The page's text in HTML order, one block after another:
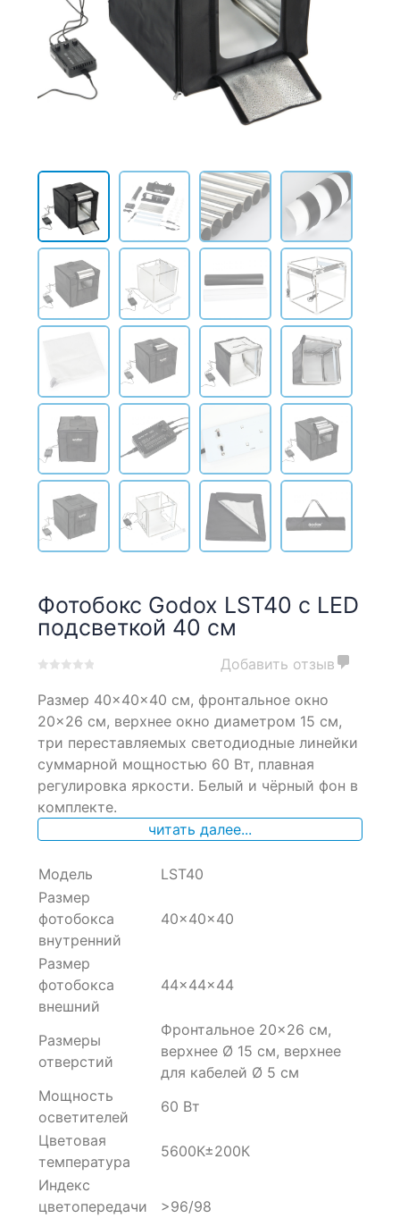
Фотобокс Godox LST40 с LED
подсветкой 40 см
out
of
on
customer
ratings
Добавить отзыв
Размер 40×40×40 см, фронтальное окно
20×26 см, верхнее окно диаметром 15 см,
три переставляемых светодиодные линейки
суммарной мощностью 60 Вт, плавная
регулировка яркости. Белый и чёрный фон в
комплекте.
читать далее...
Модель
LST40
Размер
фотобокса
внутренний
40×40×40
Размер
фотобокса
внешний
44×44×44
Размеры
отверстий
Фронтальное 20×26 см,
верхнее Ø 15 см, верхнее
для кабелей Ø 5 см
Мощность
осветителей
60 Вт
Цветовая
температура
5600К±200К
Индекс
цветопередачи
>96/98